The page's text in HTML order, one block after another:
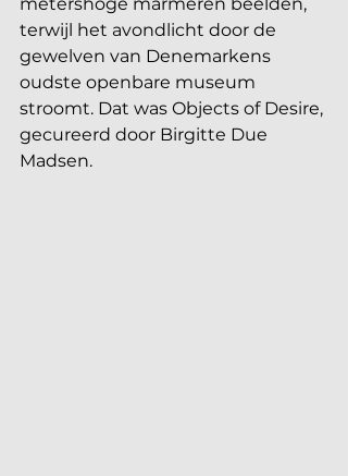
terwijl het avondlicht door de
gewelven van Denemarkens
oudste openbare museum
stroomt. Dat was Objects of Desire,
gecureerd door Birgitte Due
Madsen.